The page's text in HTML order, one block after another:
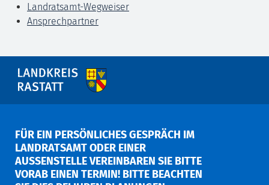
Landratsamt-Wegweiser
Ansprechpartner
FÜR EIN PERSÖNLICHES GESPRÄCH IM
LANDRATSAMT ODER EINER
AUSSENSTELLE VEREINBAREN SIE BITTE V
ORAB EINEN TERMIN! BITTE BEACHTEN S